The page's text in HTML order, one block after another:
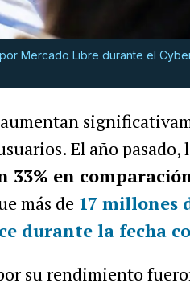
Mercado Libre durante el
El año pasado, l
en
más de 17 millones
durante la fecha
su rendimiento